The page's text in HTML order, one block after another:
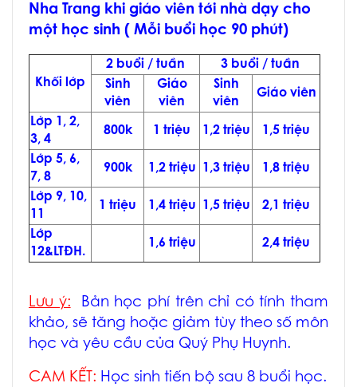
Nha Trang khi giáo viên tới nhà dạy cho
một học sinh ( Mỗi buổi học 90 phút)
Khối lớp
2 buổi / tuần
3 buổi / tuần
Sinh
viên
Giáo
viên
Sinh
viên
Giáo viên
Lớp 1, 2,
3, 4
800k 1 triệu 1,2 triệu 1,5 triệu
Lớp 5, 6,
7, 8
900k 1,2 triệu 1,3 triệu 1,8 triệu
Lớp 9, 10,
1 triệu 1,4 triệu 1,5 triệu 2,1 triệu
Lớp
12&LTĐH.
1,6 triệu 2,4 triệu
Lưu ý:
Bản học phí trên chỉ có tính tham
khảo, sẽ tăng hoặc giảm tùy theo số môn
học và yêu cầu của Quý Phụ Huynh.
CAM KẾT: Học sinh tiến bộ sau 8 buổi học.